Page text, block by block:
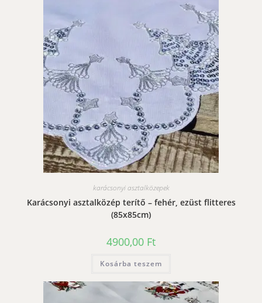
karácsonyi asztalközepek
Karácsonyi asztalközép terítő – fehér, ezüst flitteres
(85x85cm)
4900,00 Ft
Kosárba teszem